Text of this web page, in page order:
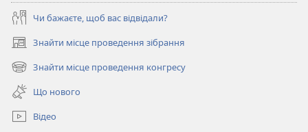
Чи бажаєте, щоб вас відвідали?
Знайти місце проведення зібрання
(відкривається
у
новому
вікні)
Знайти місце проведення конгресу
(відкривається
новому
вікні)
Що нового
Відео